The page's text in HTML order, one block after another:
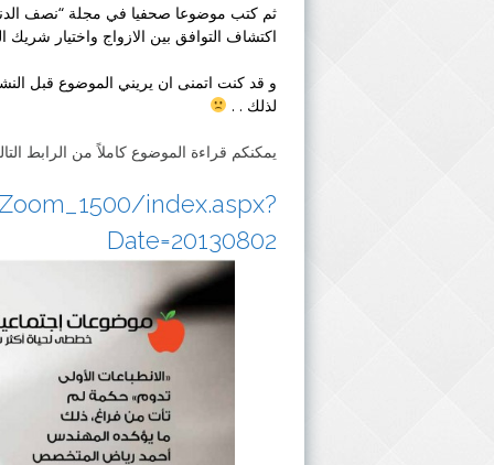
ثم كتب موضوعا صحفيا في مجلة “نصف الدنيا” العدد 1225 بتاريخ 02-08-
اكتشاف التوافق بين الازواج واختيار شريك
و قد كنت اتمنى ان يريني الموضوع قبل
لذلك . .
يمكنكم قراءة الموضوع كاملاً من الرابط
index.aspx?
Date=20130802